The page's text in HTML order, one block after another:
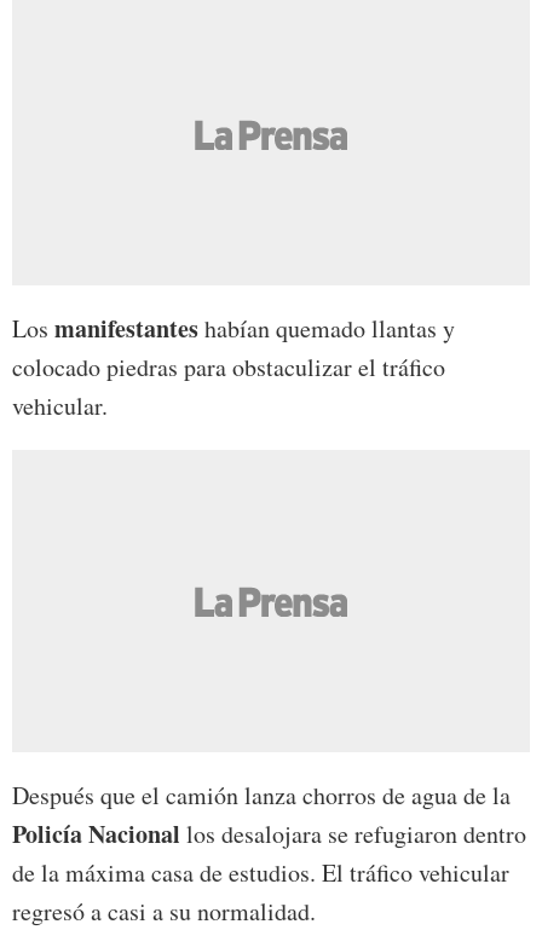
Los manifestanteshabían quemado llantas y
colocado piedras para obstaculizar el tráfico
vehicular.
Después que el camión lanza chorros de agua de la
Policía Nacional los desalojara se refugiaron dentro
de la máxima casa de estudios.​ El tráfico vehicular
regresó a casi a su normalidad.